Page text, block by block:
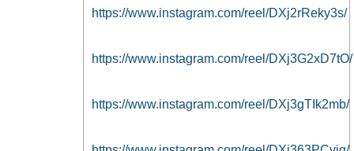
https://www.instagram.com/reel/DXj2rReky3s/
https://www.instagram.com/reel/DXj3G2xD7tO/
https://www.instagram.com/reel/DXj3gTIk2mb/